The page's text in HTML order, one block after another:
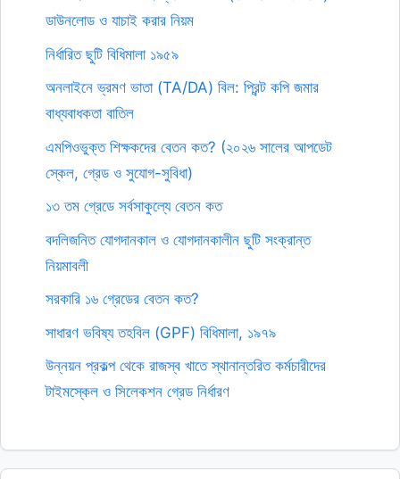
ডাউনলোড ও যাচাই করার নিয়ম
নির্ধারিত ছুটি বিধিমালা ১৯৫৯
অনলাইনে ভ্রমণ ভাতা (TA/DA) বিল: প্রিন্ট কপি জমার
বাধ্যবাধকতা বাতিল
এমপিওভুক্ত শিক্ষকদের বেতন কত? (২০২৬ সালের আপডেট
স্কেল, গ্রেড ও সুযোগ-সুবিধা)
১৩ তম গ্রেডে সর্বসাকুল্যে বেতন কত
বদলিজনিত যোগদানকাল ও যোগদানকালীন ছুটি সংক্রান্ত
নিয়মাবলী
সরকারি ১৬ গ্রেডের বেতন কত?
সাধারণ ভবিষ্য তহবিল (GPF) বিধিমালা, ১৯৭৯
উন্নয়ন প্রকল্প থেকে রাজস্ব খাতে স্থানান্তরিত কর্মচারীদের
টাইমস্কেল ও সিলেকশন গ্রেড নির্ধারণ